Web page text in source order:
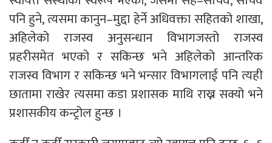
पनि हुने, त्यसमा कानुन–मुद्दा हेर्ने अधिवक्ता सहितको शाखा,
अहिलेको राजस्व अनुसन्धान विभागजस्तो राजस्व
प्रहरीसमेत भएको र सकिन्छ भने अहिलेको आन्तरिक
राजस्व विभाग र सकिन्छ भने भन्सार विभागलाई पनि त्यही
छातामा राखेर त्यसमा कडा प्रशासक माथि राख्न सक्यो भने
प्रशासकीय कन्ट्रोल हुन्छ ।